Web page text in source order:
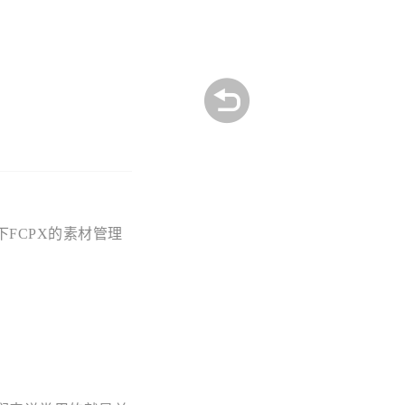
FCPX的素材管理